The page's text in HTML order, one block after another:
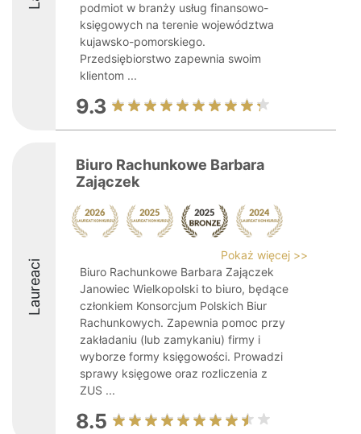
podmiot w branży usług finansowo-
księgowych na terenie województwa
kujawsko-pomorskiego.
Przedsiębiorstwo zapewnia swoim
klientom ...
9.3
Laureaci
Biuro Rachunkowe Barbara
Zajączek
Pokaż więcej >>
Biuro Rachunkowe Barbara Zajączek
Janowiec Wielkopolski to biuro, będące
członkiem Konsorcjum Polskich Biur
Rachunkowych. Zapewnia pomoc przy
zakładaniu (lub zamykaniu) firmy i
wyborze formy księgowości. Prowadzi
sprawy księgowe oraz rozliczenia z
ZUS ...
8.5